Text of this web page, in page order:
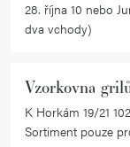
28. října 10 nebo
dva vchody)
Vzorkovna
K Horkám 19/21
Sortiment pouze